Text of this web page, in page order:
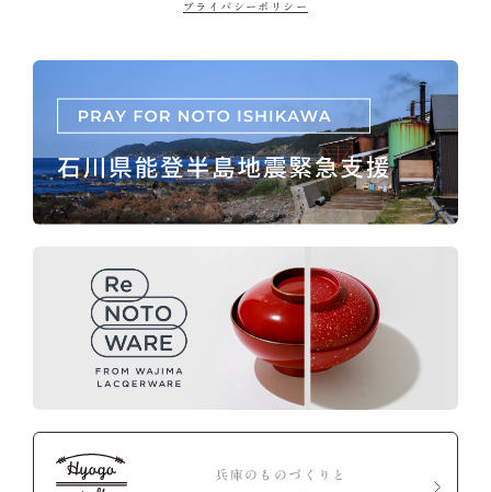
プライバシーポリシー
兵庫のものづくりと